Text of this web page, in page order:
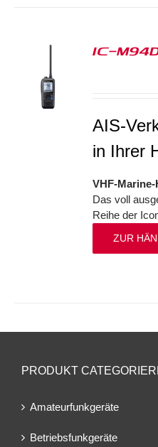
IC-
AIS-
in Ihrer
VHF-
Das voll
Reihe der
ZUR
PRODUKT
Amateurfunkgeräte
Betriebsfunkgeräte